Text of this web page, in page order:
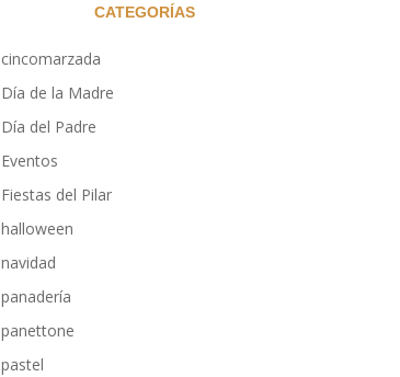
CATEGORÍAS
cincomarzada
Día de la Madre
Día del Padre
Eventos
Fiestas del Pilar
halloween
navidad
panadería
panettone
pastel